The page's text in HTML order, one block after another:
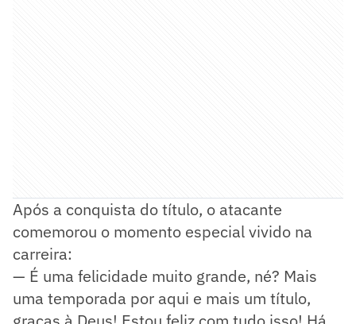
Após a conquista do título, o atacante
comemorou o momento especial vivido na
carreira:
— É uma felicidade muito grande, né? Mais
uma temporada por aqui e mais um título,